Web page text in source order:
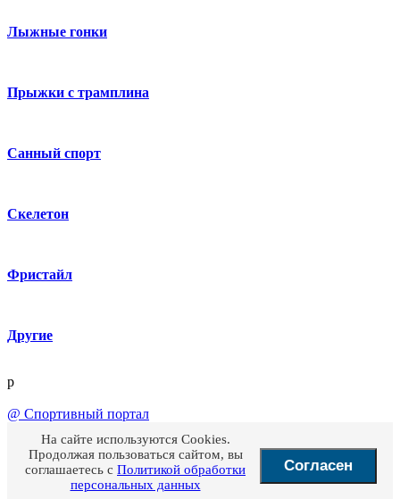
Лыжные гонки
Прыжки с трамплина
Санный спорт
Скелетон
Фристайл
Другие
p
@ Спортивный портал
На сайте используются Cookies.
Продолжая пользоваться сайтом, вы
соглашаетесь с Политикой обработки
персональных данных
Согласен